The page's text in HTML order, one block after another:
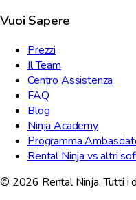
Vuoi Sapere
Prezzi
Il Team
Centro Assistenza
FAQ
Blog
Ninja Academy
Programma
Rental Ninja vs altri
© 2026 Rental Ninja. Tutti i